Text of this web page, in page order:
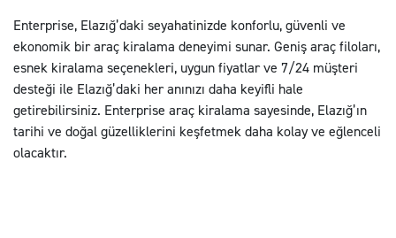
Enterprise, Elazığ’daki seyahatinizde konforlu, güvenli ve
ekonomik bir araç kiralama deneyimi sunar. Geniş araç filoları,
esnek kiralama seçenekleri, uygun fiyatlar ve 7/24 müşteri
desteği ile Elazığ’daki her anınızı daha keyifli hale
getirebilirsiniz. Enterprise araç kiralama sayesinde, Elazığ’ın
tarihi ve doğal güzelliklerini keşfetmek daha kolay ve eğlenceli
olacaktır.